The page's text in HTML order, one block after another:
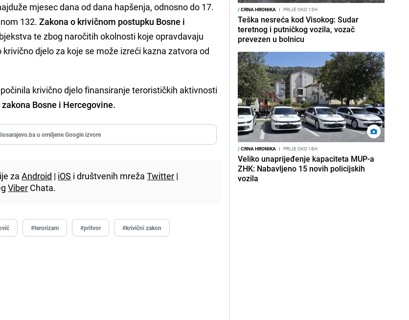
mjesec dana od dana hapšenja, odnosno do 17.
132.Zakona o krivičnom postupku Bosne i
te zbog naročitih okolnosti koje opravdavaju
djelo za koje se može izreći kazna zatvora od
krivično djelo finansiranje terorističkih aktivnosti
Bosne i Hercegovine.
u omiljene Google izvore
zaAndroid | iOS i društvenih mrežaTwitter |
Viber Chata.
#terorizam #pritvor #krivični zakon
/CRNA HRONIKA I PRIJE OKO 15H
Teška nesreća kod Visokog: Sudar
teretnog i putničkog vozila, vozač
prevezen u bolnicu
/CRNA HRONIKA I PRIJE OKO 18H
Veliko unaprijeđenje kapaciteta MUP-a
ZHK: Nabavljeno 15 novih policijskih
vozila